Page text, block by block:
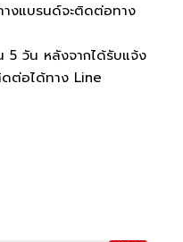
างแบรนด์จะติดต่อทาง
5 วัน หลังจากได้รับแจ้ง
ต่อได้ทาง Line